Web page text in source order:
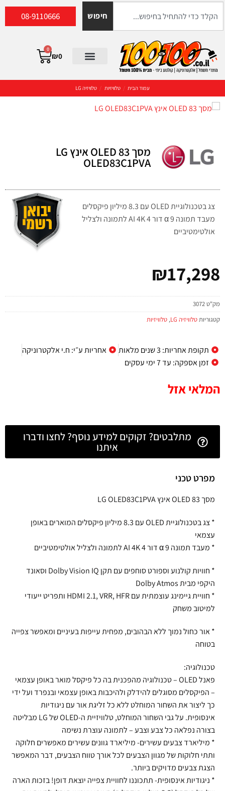
חיפוש 08-9110666
₪0
0
עמוד הבית / טלוויזיות / טלוויזיה LG
מסך OLED 83 אינץ LG
OLED83C1PVA
צג בטכנולוגיית OLED עם 8.3 מיליון פיקסלים
מעבד תמונה 9 α דור 4 AI 4K לתמונה ולצליל
אולטימטיביים
₪17,298
מק"ט3072
קטגוריותטלוויזיה LG , טלוויזיות
תקופת אחריות: 3 שנים מלאות
אחריות ע״י: ח.י אלקטרוניקה
זמן אספקה: עד 7 ימי עסקים
המלאי אזל
מתלבטים? זקוקים למידע נוסף? לחצו ודברו
איתנו
מפרט טכני
מסך OLED 83 אינץ LG OLED83C1PVA
* צג בטכנולוגיית OLED עם 8.3 מיליון פיקסלים המוארים באופן
עצמאי
* מעבד תמונה 9 α דור 4 AI 4K לתמונה ולצליל אולטימטיביים
* חוויות קולנוע וספורט סוחפים עם תקן Dolby Vision IQ וסאונד
היקפי מבית Dolby Atmos
* חוויית גיימינג עוצמתית עם HDMI 2.1, VRR, HFR ותפריט ייעודי
למיטוב משחק
* אור כחול נמוך ללא הבהובים, מפחית עייפות בעיניים ומאפשר צפייה
בטוחה
טכנולוגיה:
פאנל OLED – טכנולוגיה מהפכנית בה כל פיקסל מואר באופן עצמאי
– הפיקסלים מסוגלים להידלק ולהיכבות באופן עצמאי ובנפרד ועל ידי
כך ליצור את השחור המוחלט ללא כל זליגת אור עם ניגודיות
אינסופית. על גבי השחור המוחלט, טלוויזיית ה-OLED של LG מבליטה
בצורה נפלאה כל צבע וצבע – לתמונה עוצרת נשימה
* מיליארד צבעים עשירים- מיליארד גוונים עשירים מאפשרים חלוקה
ותתי חלוקות של מגוון הצבעים לכל אורך טווח הצבעים, דבר המאפשר
הצגת צבעים מדויקים ביותר.
* ניגודיות אינסופית- תתכוננו לחוויית צפייה יוצאת דופן! בזכות הארה